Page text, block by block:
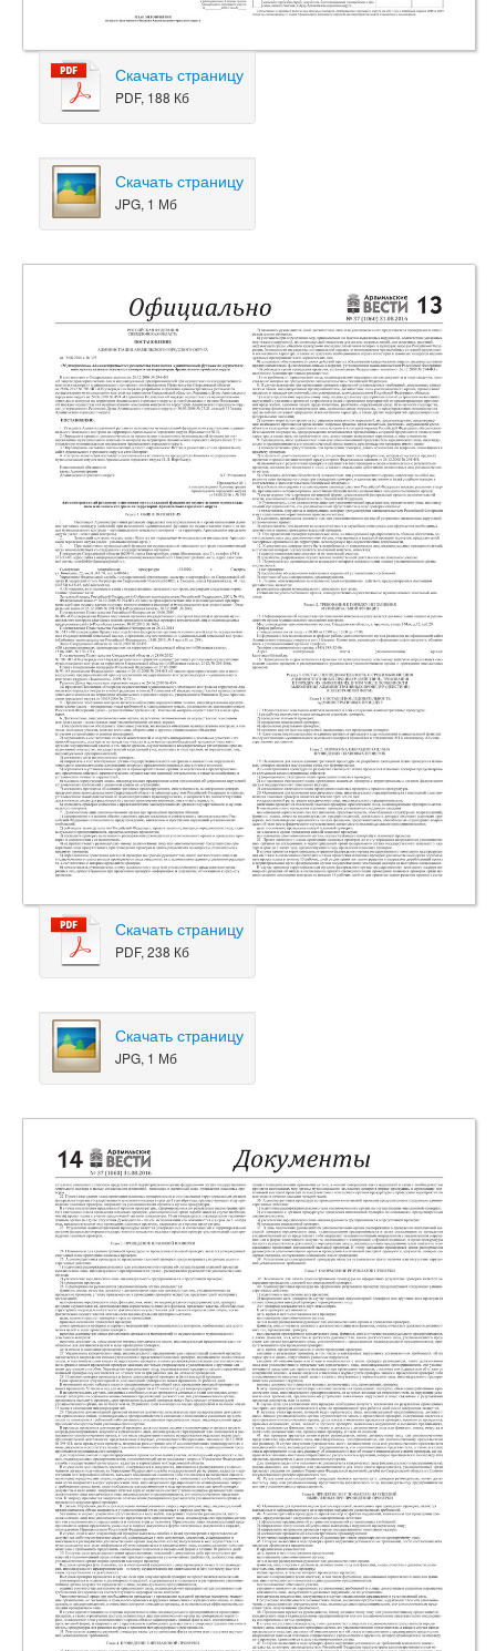
Скачать страницу
PDF, 188 Кб
Скачать страницу
JPG, 1 Мб
Скачать страницу
PDF, 238 Кб
Скачать страницу
JPG, 1 Мб